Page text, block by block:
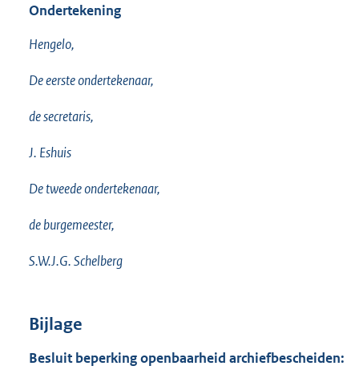
Ondertekening
Hengelo,
De eerste ondertekenaar,
de secretaris,
J. Eshuis
De tweede ondertekenaar,
de burgemeester,
S.W.J.G. Schelberg
Bijlage
Besluit beperking openbaarheid archiefbescheiden: